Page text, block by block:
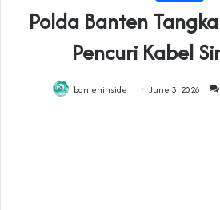
‎Polda Banten
Pencuri Kabel
banteninside June 3, 2026